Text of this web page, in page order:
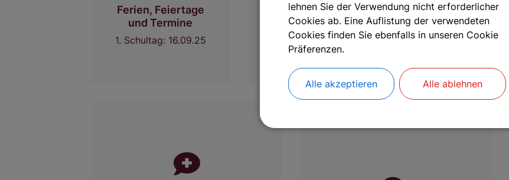
Ferien, Feiertage
und Termine
1. Schultag: 16.09.25
Infos zum Übertritt
und zur
Einschulung
Rundschreiben
lehnen Sie der Verwendung nicht erforderlicher
Cookies ab. Eine Auflistung der verwendeten
Cookies finden Sie ebenfalls in unseren Cookie
Präferenzen.
Alle akzeptieren Alle ablehnen